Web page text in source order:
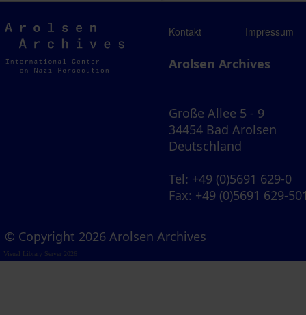
Arolsen
Archives
Kontakt Impressum
Arolsen Archives
Große Allee 5 - 9
34454 Bad Arolsen
Deutschland
Tel: +49 (0)5691 629-0
Fax: +49 (0)5691 629-
© Copyright 2026 Arolsen Archives
Visual Library Server 2026